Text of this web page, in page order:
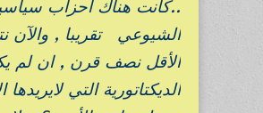
..كانت هناك أحزاب
الشيوعي تقريبا ,
الأقل نصف قرن , ان لم
الديكتاتورية التي